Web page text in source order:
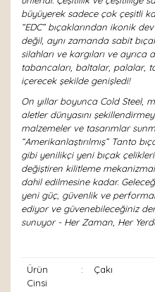
büyüyerek sadece çok çeşitli
“EDC” bıçaklarından ikonik
değil, aynı zamanda sabit
silahları ve kargıları ve
tabancaları, baltalar, palalar,
içerecek şekilde genişledi!
On yıllar boyunca Cold Steel,
aletler dünyasını
malzemeler ve tasarımlar
“Amerikanlaştırılmış” Tanto
gibi yenilikçi yeni bıçak
değiştiren kilitleme
dahil edilmesine kadar.
yeni güç, güvenlik ve
ediyor ve güvenebileceğiniz
sunuyor - Her Zaman, Her
Ürün
Cinsi
: Çakı